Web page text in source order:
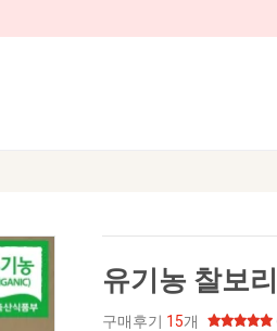
유기농 찰보
구매후기 15개